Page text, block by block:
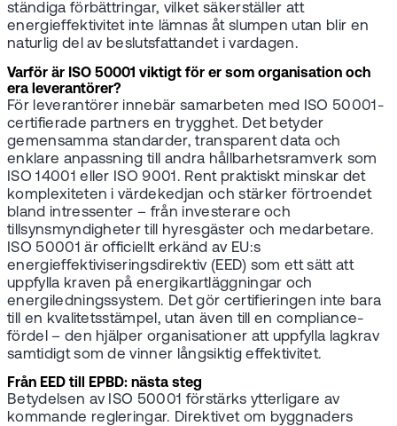
ständiga förbättringar, vilket säkerställer att
energieffektivitet inte lämnas åt slumpen utan blir en
naturlig del av beslutsfattandet i vardagen.
Varför är ISO 50001 viktigt för er som organisation och
era leverantörer?
För leverantörer innebär samarbeten med ISO 50001-
certifierade partners en trygghet. Det betyder
gemensamma standarder, transparent data och
enklare anpassning till andra hållbarhetsramverk som
ISO 14001 eller ISO 9001. Rent praktiskt minskar det
komplexiteten i värdekedjan och stärker förtroendet
bland intressenter – från investerare och
tillsynsmyndigheter till hyresgäster och medarbetare.
ISO 50001 är officiellt erkänd av EU:s
energieffektiviseringsdirektiv (EED) som ett sätt att
uppfylla kraven på energikartläggningar och
energiledningssystem. Det gör certifieringen inte bara
till en kvalitetsstämpel, utan även till en compliance-
fördel – den hjälper organisationer att uppfylla lagkrav
samtidigt som de vinner långsiktig effektivitet.
Från EED till EPBD: nästa steg
Betydelsen av ISO 50001 förstärks ytterligare av
kommande regleringar. Direktivet om byggnaders